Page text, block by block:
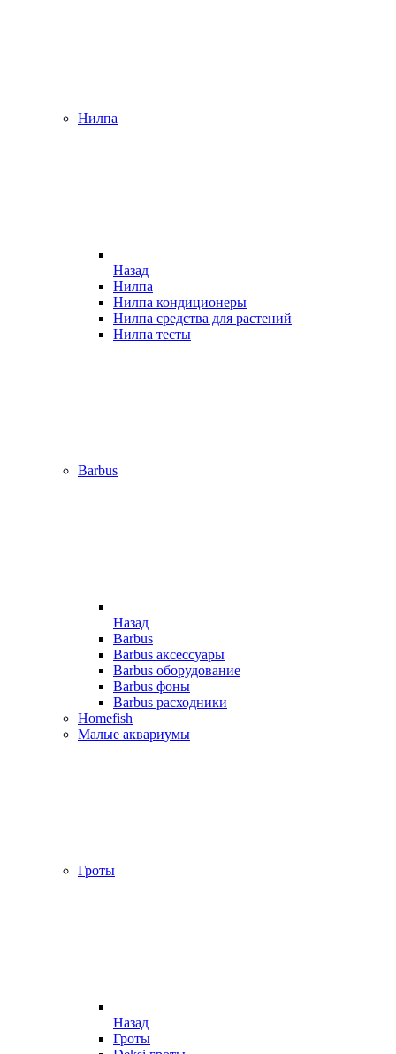
Нилпа
Назад
Нилпа
Нилпа кондиционеры
Нилпа средства для растений
Нилпа тесты
Barbus
Назад
Barbus
Barbus аксессуары
Barbus оборудование
Barbus фоны
Barbus расходники
Homefish
Малые аквариумы
Гроты
Назад
Гроты